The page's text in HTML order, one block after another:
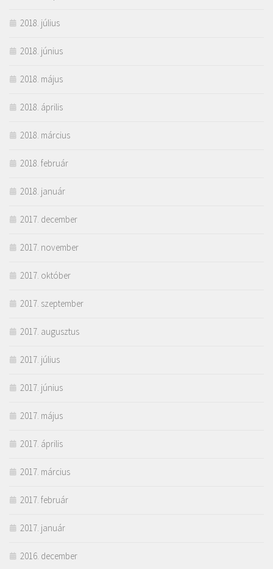
2018. július
2018. június
2018. május
2018. április
2018. március
2018. február
2018. január
2017. december
2017. november
2017. október
2017. szeptember
2017. augusztus
2017. július
2017. június
2017. május
2017. április
2017. március
2017. február
2017. január
2016. december